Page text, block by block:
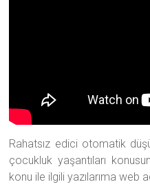
Rahatsız edici otomatik
çocukluk yaşantıları
konu ile ilgili yazılarıma web